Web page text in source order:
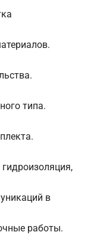
типа.
в
работы.